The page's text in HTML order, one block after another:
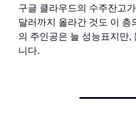
구글 클라우드의 수주잔고
달러까지 올라간 것도 이 층
의 주인공은 늘 성능표지만,
니다.